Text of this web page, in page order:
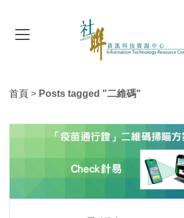
首頁 > Posts tagged "二維碼"